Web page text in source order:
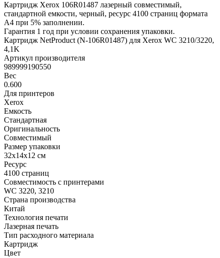
Картридж Xerox 106R01487 лазерный совместимый,
стандартной емкости, черный, ресурс 4100 страниц формата
А4 при 5% заполнении.
Гарантия 1 год при условии сохранения упаковки.
Картридж NetProduct (N-106R01487) для Xerox WC 3210/3220,
4,1K
Артикул производителя
989999190550
Вес
0.600
Для принтеров
Xerox
Емкость
Стандартная
Оригинальность
Совместимый
Размер упаковки
32x14x12 см
Ресурс
4100 страниц
Совместимость с принтерами
WC 3220, 3210
Страна производства
Китай
Технология печати
Лазерная печать
Тип расходного материала
Картридж
Цвет